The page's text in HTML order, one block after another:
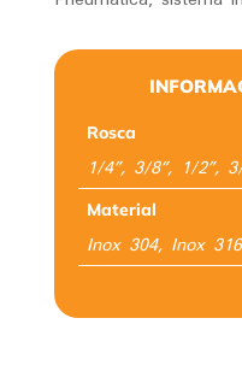
Rosca
1/4”, 3/8”, 1/2”,
Material
Inox 304, Inox 316